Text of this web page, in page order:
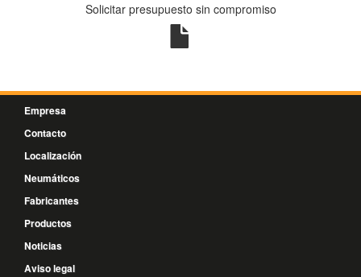
Solicitar presupuesto sin compromiso
Empresa
Contacto
Localización
Neumáticos
Fabricantes
Productos
Noticias
Aviso legal